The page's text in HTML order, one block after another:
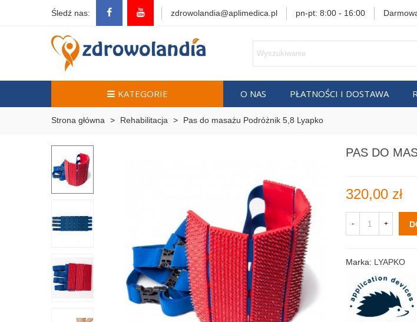
Śledź nas: zdrowolandia@aplimedica.pl pn-pt: 8:00 - 16:00
KATEGORIE O NAS PŁATNOŚCI I DOSTAWA
Strona główna > Rehabilitacja > Pas do masażu Podróżnik 5,8 Lyapko
PAS DO
320,00 zł
- +
Marka: LYAPKO